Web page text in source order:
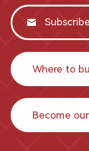
Where to
Become